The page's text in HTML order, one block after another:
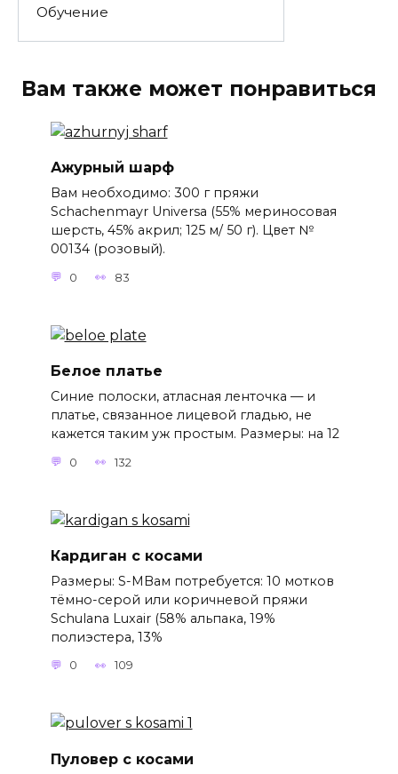
Обучение
Вам также может понравиться
Ажурный шарф
Вам необходимо: 300 г пряжи
Schachenmayr Universa (55% мериносовая
шерсть, 45% акрил; 125 м/ 50 г). Цвет №
00134 (розовый).
0 83
Белое платье
Синие полоски, атласная ленточка — и
платье, связанное лицевой гладью, не
кажется таким уж простым. Размеры: на 12
0 132
Кардиган с косами
Размеры: S-MВам потребуется: 10 мотков
тёмно-серой или коричневой пряжи
Schulana Luxair (58% альпака, 19%
полиэстера, 13%
0 109
Пуловер с косами